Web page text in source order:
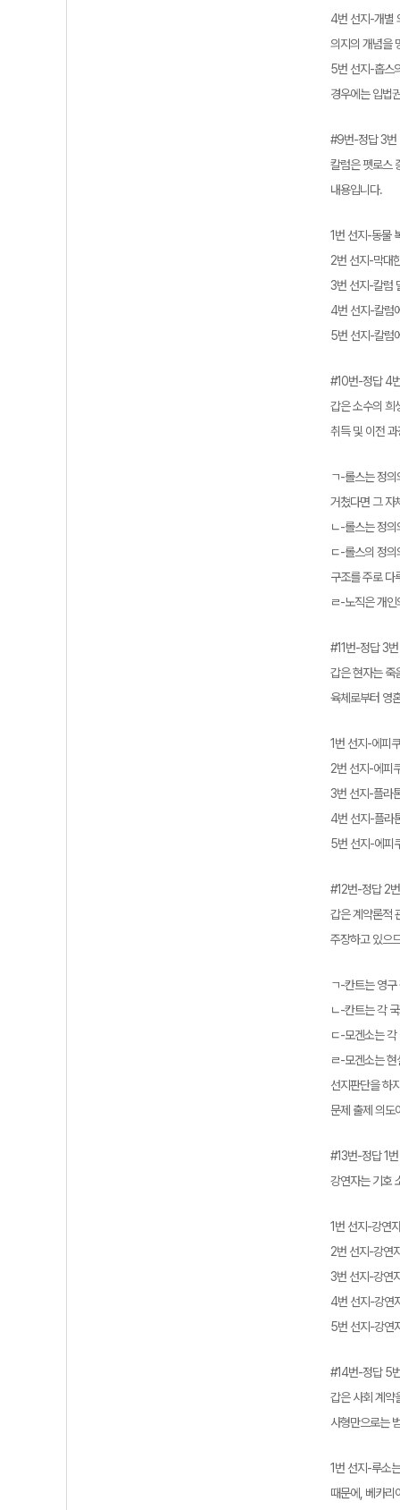
4번 선지-개별
의지의 개념을
5번 선지-홉스
경우에는 입법
#9번-정답 3번
칼럼은 펫로스
내용입니다.
1번 선지-동물
2번 선지-막대
3번 선지-칼럼
4번 선지-칼럼
5번 선지-칼럼
#10번-정답 4
갑은 소수의 희
취득 및 이전
ㄱ-롤스는 정
거쳤다면 그 자
ㄴ-롤스는 정
ㄷ-롤스의 정
구조를 주로 다
ㄹ-노직은 개
#11번-정답 3번
갑은 현자는 죽
육체로부터 영
1번 선지-에피
2번 선지-에피
3번 선지-플라
4번 선지-플라
5번 선지-에피
#12번-정답 2번
갑은 계약론적
주장하고 있으
ㄱ-칸트는 영
ㄴ-칸트는 각
ㄷ-모겐소는
ㄹ-모겐소는
선지판단을 하
문제 출제 의도
#13번-정답 1번
강연자는 기호
1번 선지-강연
2번 선지-강연
3번 선지-강연
4번 선지-강연
5번 선지-강연
#14번-정답 5
갑은 사회 계약
사형만으로는
1번 선지-루소
때문에, 베카리